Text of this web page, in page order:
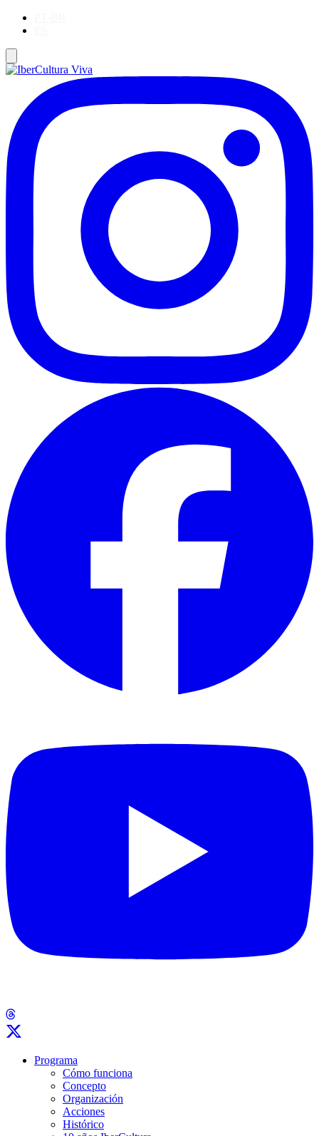
Programa
Cómo funciona
Concepto
Organización
Acciones
Histórico